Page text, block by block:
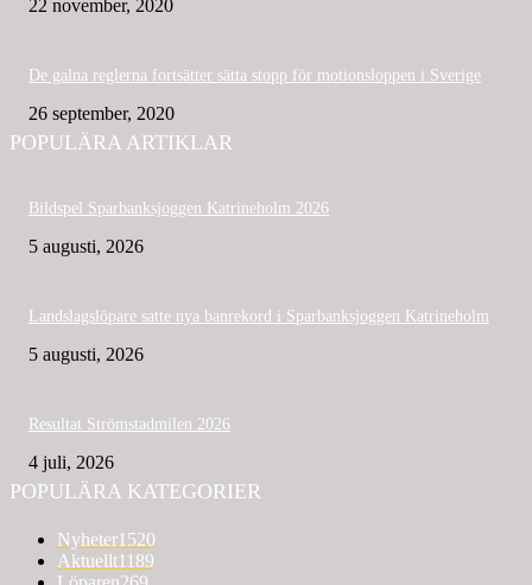
22 november, 2020
De galna reglerna fortsätter sätta stopp för motionsloppen i Sverige
26 september, 2020
POPULÄRA ARTIKLAR
Bildspel Sparbanksjoggen Katrineholm 2026
5 augusti, 2026
Landslagslöpare satte nya banrekord i Sparbanksjoggen Katrineholm
5 augusti, 2026
Resultat Strömstadmilen 2026
4 juli, 2026
POPULÄRA KATEGORIER
Nyheter1520
Aktuellt1189